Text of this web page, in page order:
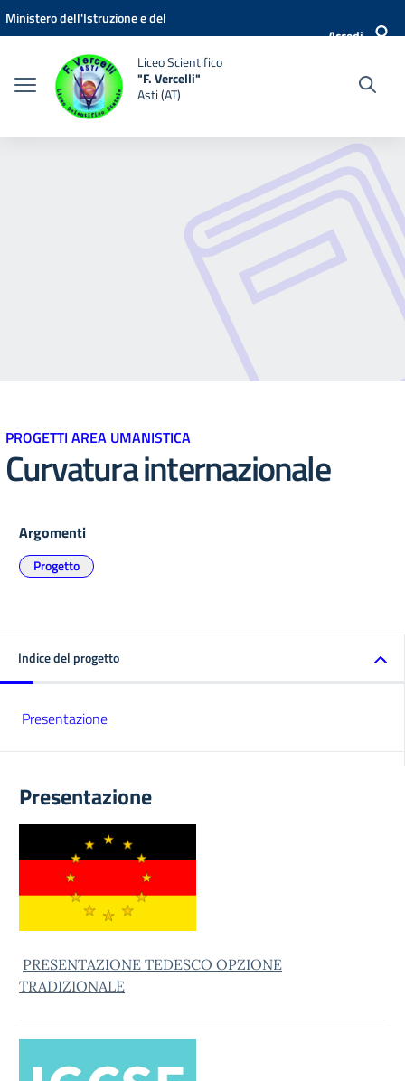
Vai ai contenuti
Vai al menu di navigazione
Vai al footer
Ministero dell'Istruzione e del
Accedi
Liceo Scientifico
"F. Vercelli"
Asti (AT)
PROGETTI AREA UMANISTICA
Curvatura internazionale
Argomenti
Progetto
Indice del progetto
Presentazione
Presentazione
PRESENTAZIONE TEDESCO OPZIONE
TRADIZIONALE